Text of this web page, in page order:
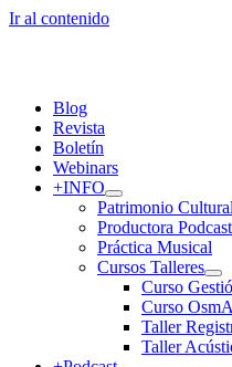
Ir al contenido
Blog
Revista
Boletín
Webinars
+INFO
Patrimonio Cultural
Productora Podcast
Práctica Musical
Cursos Talleres
Curso
Curso
Taller
Taller